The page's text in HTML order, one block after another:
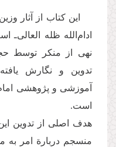
این کتاب از آثار
‌ادام‌الله ظله
نهی از منکر توسط
تدوین و نگارش
آموزشی و پژوهشی
است.
هدف اصلی از تدوین
منسجم دربارة امر به